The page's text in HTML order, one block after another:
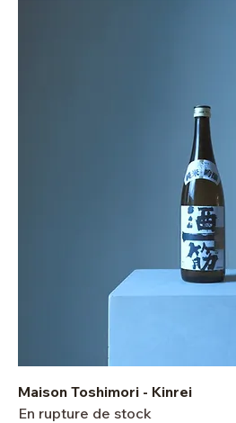
Maison Toshimori - Kinrei
En rupture de stock